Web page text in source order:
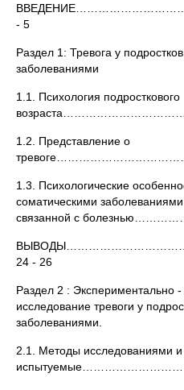
- 5
Раздел 1: Тревога у
заболеваниями
1.1. Психология подросткового
1.2. Представление о
1.3. Психологические
соматическими
связанной с
24 - 26
Раздел 2 : Экспериментально -
исследование тревоги у
заболеваниями.
2.1. Методы исследованиями и